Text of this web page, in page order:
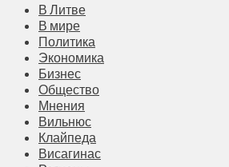
В Литве
В мире
Политика
Экономика
Бизнес
Общество
Мнения
Вильнюс
Клайпеда
Висагинас